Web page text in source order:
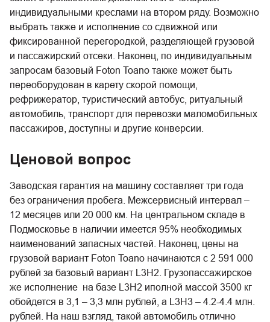
индивидуальными креслами на втором ряду. Возможно
выбрать также и исполнение со сдвижной или
фиксированной перегородкой, разделяющей грузовой
и пассажирский отсеки. Наконец, по индивидуальным
запросам базовый Foton Toano также может быть
переоборудован в карету скорой помощи,
рефрижератор, туристический автобус, ритуальный
автомобиль, транспорт для перевозки маломобильных
пассажиров, доступны и другие конверсии.
Ценовой вопрос
Заводская гарантия на машину составляет три года
без ограничения пробега. Межсервисный интервал –
12 месяцев или 20 000 км. На центральном складе в
Подмосковье в наличии имеется 95% необходимых
наименований запасных частей. Наконец, цены на
грузовой вариант Foton Toano начинаются с 2 591 000
рублей за базовый вариант L3H2. Грузопассажирское
же исполнение на базе L3H2 иполной массой 3500 кг
обойдется в 3,1 – 3,3 млн рублей, а L3H3 – 4.2-4.4 млн.
рублей. На наш взгляд, такой автомобиль отлично